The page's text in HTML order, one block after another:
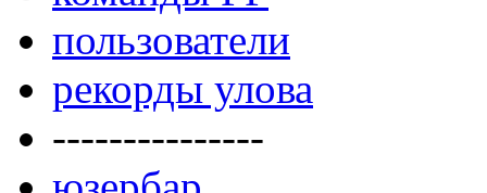
пользователи
рекорды улова
---------------